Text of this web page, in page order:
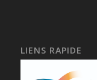
LIENS RAPIDE